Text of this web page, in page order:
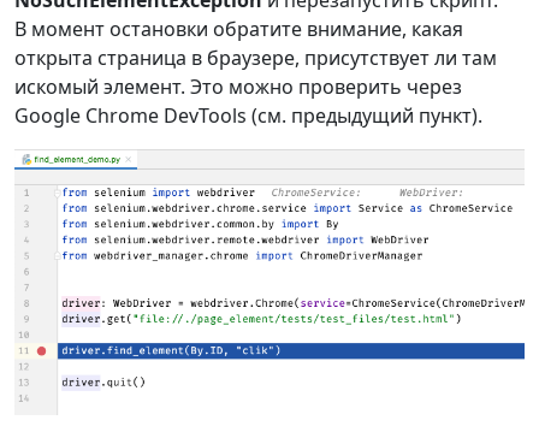
В момент остановки обратите внимание, какая
открыта страница в браузере, присутствует ли там
искомый элемент. Это можно проверить через
Google Chrome DevTools (см. предыдущий пункт).